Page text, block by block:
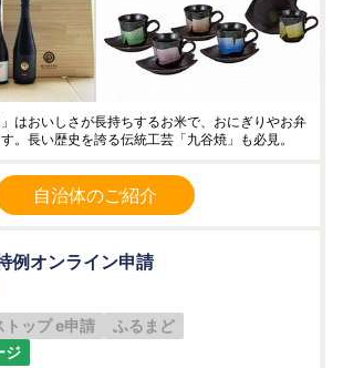
はおいしさが長持ちするお米で、おにぎりやお弁
。長い歴史を誇る伝統工芸「九谷焼」も必見。
自治体のご紹介
例オンライン申請
トップ e申請
ふるまど
ジ